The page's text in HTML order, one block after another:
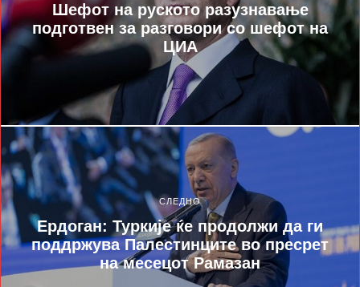
Шефот на руското разузнавање
подготвен за разговори со шефот на
ЦИА
СЛЕДНО
Ердоган: Туркије ќе продолжи да ги
поддржува Палестинците во пресрет
на месецот Рамазан